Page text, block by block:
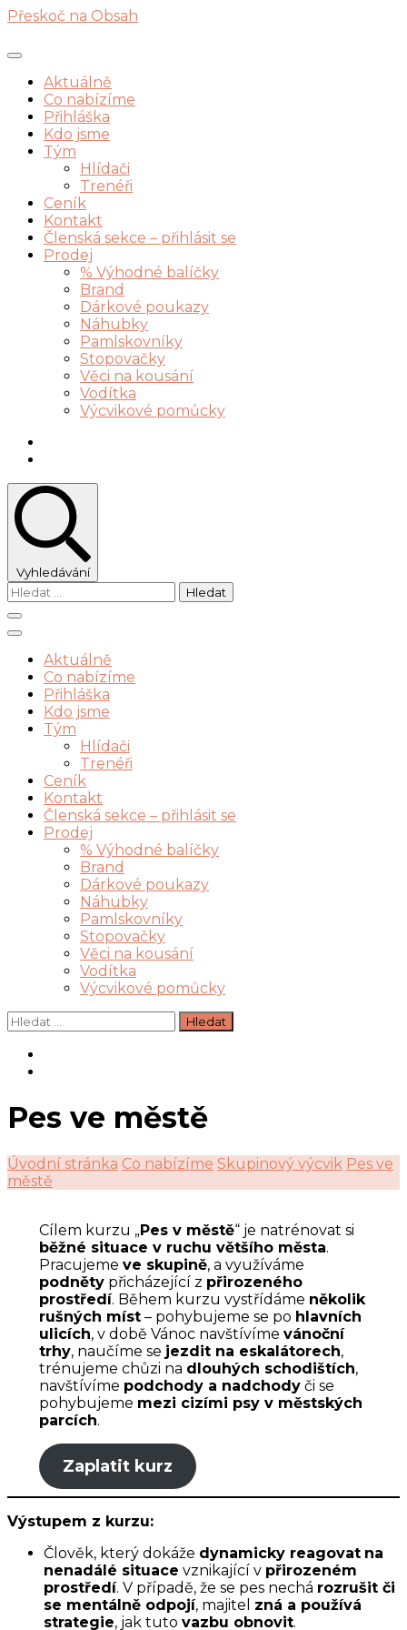
Přeskoč na Obsah
Aktuálně
Co nabízíme
Přihláška
Kdo jsme
Tým
Hlídači
Trenéři
Ceník
Kontakt
Členská sekce – přihlásit se
Prodej
% Výhodné balíčky
Brand
Dárkové poukazy
Náhubky
Pamlskovníky
Stopovačky
Věci na kousání
Vodítka
Výcvikové pomůcky
Vyhledávání
Vyhledávání
Aktuálně
Co nabízíme
Přihláška
Kdo jsme
Tým
Hlídači
Trenéři
Ceník
Kontakt
Členská sekce – přihlásit se
Prodej
% Výhodné balíčky
Brand
Dárkové poukazy
Náhubky
Pamlskovníky
Stopovačky
Věci na kousání
Vodítka
Výcvikové pomůcky
Vyhledávání
Pes ve městě
Úvodní stránka Co nabízíme Skupinový výcvik Pes ve
městě
Cílem kurzu „Pes v městě“ je natrénovat si
běžné situace v ruchu většího města.
Pracujeme ve skupině, a využíváme
podnětypřicházející z přirozeného
prostředí. Během kurzu vystřídáme několik
rušných míst– pohybujeme se po hlavních
ulicích, v době Vánoc navštívíme vánoční
trhy, naučíme se jezdit na eskalátorech,
trénujeme chůzi na dlouhých schodištích,
navštívíme podchody a nadchodyči se
pohybujeme mezi cizími psy v městských
parcích.
Zaplatit kurz
Výstupem z kurzu:
Člověk, který dokáže dynamicky reagovat na
nenadálé situace vznikající v přirozeném
prostředí. V případě, že se pes nechá rozrušit či
se mentálně odpojí, majitel zná a používá
strategie, jak tuto vazbu obnovit.